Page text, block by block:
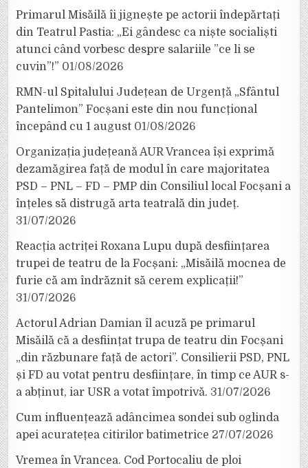
Primarul Misăilă îi jignește pe actorii îndepărtați
din Teatrul Pastia: „Ei gândesc ca niște socialiști
atunci când vorbesc despre salariile ”ce li se
cuvin”!” 01/08/2026
RMN-ul Spitalului Județean de Urgență „Sfântul
Pantelimon” Focșani este din nou funcțional
începând cu 1 august 01/08/2026
Organizația județeană AUR Vrancea își exprimă
dezamăgirea față de modul în care majoritatea
PSD – PNL – FD – PMP din Consiliul local Focșani a
înțeles să distrugă arta teatrală din județ.
31/07/2026
Reacția actriței Roxana Lupu după desființarea
trupei de teatru de la Focșani: „Misăilă mocnea de
furie că am îndrăznit să cerem explicații!”
31/07/2026
Actorul Adrian Damian îl acuză pe primarul
Misăilă că a desființat trupa de teatru din Focșani
„din răzbunare față de actori”. Consilierii PSD, PNL
și FD au votat pentru desființare, în timp ce AUR s-
a abținut, iar USR a votat împotrivă. 31/07/2026
Cum influențează adâncimea sondei sub oglinda
apei acuratețea citirilor batimetrice 27/07/2026
Vremea în Vrancea. Cod Portocaliu de ploi